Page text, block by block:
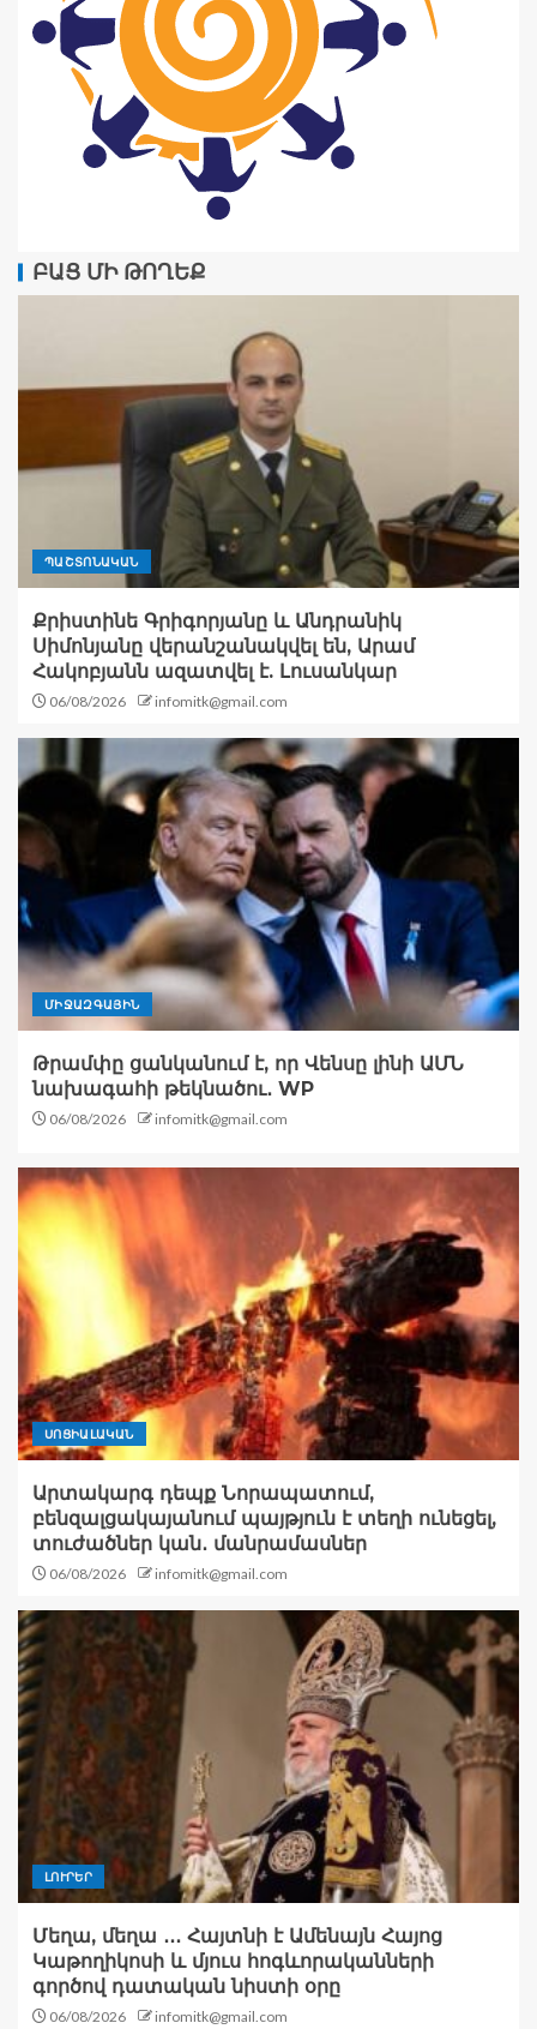
ԲԱՑ ՄԻ ԹՈՂԵՔ
ՊԱՇՏՈՆԱԿԱՆ
Քրիստինե Գրիգորյանը և Անդրանիկ
Սիմոնյանը վերանշանակվել են, Արամ
Հակոբյանն ազատվել է. Լուսանկար
06/08/2026 infomitk@gmail.com
ՄԻՋԱԶԳԱՅԻՆ
Թրամփը ցանկանում է, որ Վենսը լինի ԱՄՆ
նախագահի թեկնածու․ WP
06/08/2026 infomitk@gmail.com
ՍՈՑԻԱԼԱԿԱՆ
Արտակարգ դեպք Նորապատում,
բենզալցակայանում պայթյուն է տեղի ունեցել,
տուժածներ կան․ մանրամասներ
06/08/2026 infomitk@gmail.com
ԼՈՒՐԵՐ
Մեղա, մեղա ․․․ Հայտնի է Ամենայն Հայոց
Կաթողիկոսի և մյուս հոգևորականների
գործով դատական նիստի օրը
06/08/2026 infomitk@gmail.com